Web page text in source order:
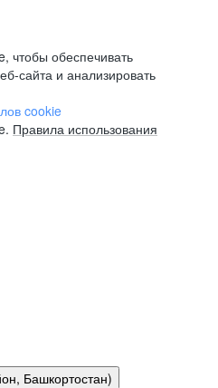
чтобы обеспечивать
сайта и анализировать
cookie
Правила использования
Башкортостан)